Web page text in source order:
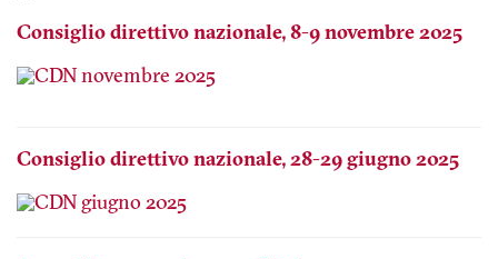
Consiglio direttivo nazionale, 8-9 novembre 2025
Consiglio direttivo nazionale, 28-29 giugno 2025